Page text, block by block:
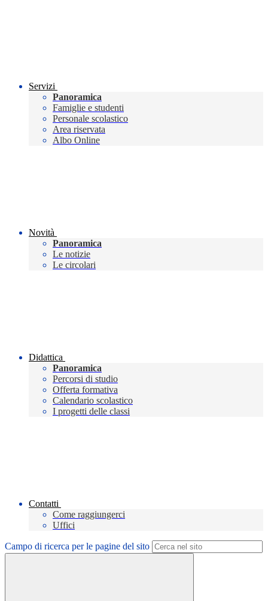
Servizi
Panoramica
Famiglie e studenti
Personale scolastico
Area riservata
Albo Online
Novità
Panoramica
Le notizie
Le circolari
Didattica
Panoramica
Percorsi di studio
Offerta formativa
Calendario scolastico
I progetti delle classi
Contatti
Come raggiungerci
Uffici
Campo di ricerca per le pagine del sito